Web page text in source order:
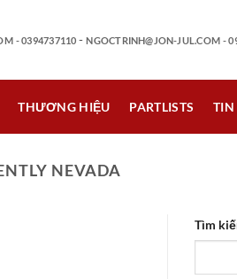
- 0394737110 -NGOCTRINH@JON-JUL.COM -
THƯƠNG HIỆU PARTLISTS TIN
NEVADA
Tìm